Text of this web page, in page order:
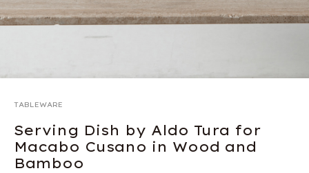
TABLEWARE
Serving Dish by Aldo Tura for
Macabo Cusano in Wood and
Bamboo